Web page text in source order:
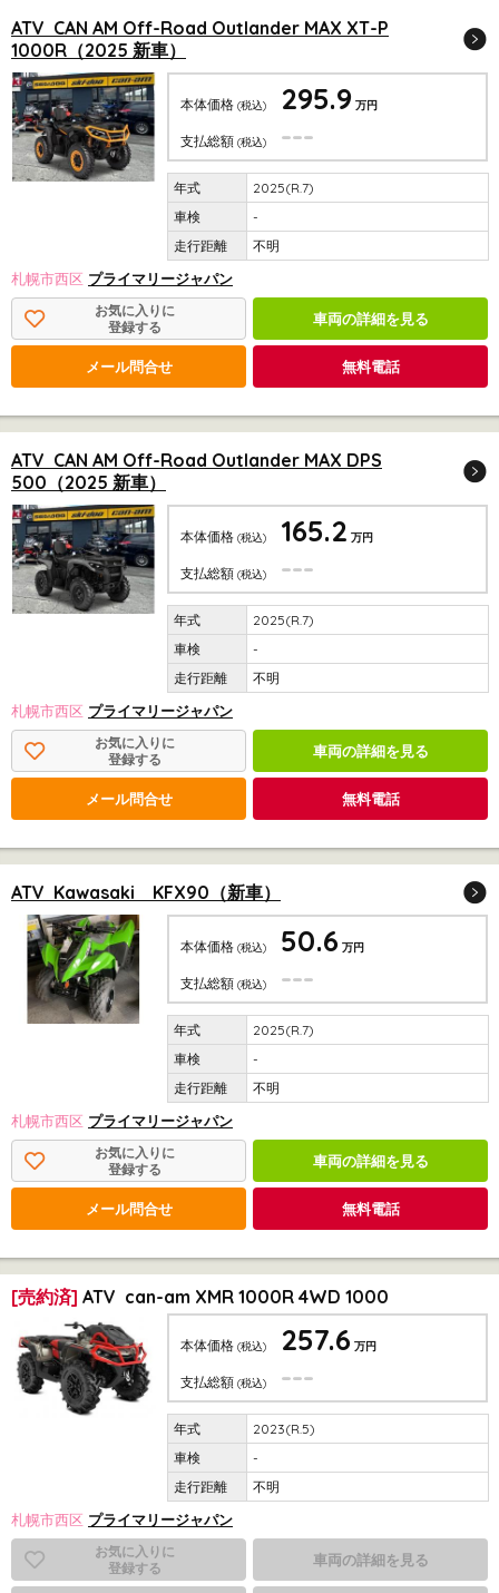
ATV CAN AM Off-Road Outlander MAX XT-P
1000R（2025 新車）
本体価格 (税込) 295.9 万円
支払総額 (税込) ---
2025(R.7)
-
不明
札幌市西区 プライマリージャパン
お気に入りに
登録する
車両の詳細を見る
メール問合せ 無料電話
ATV CAN AM Off-Road Outlander MAX DPS
500（2025 新車）
本体価格 (税込) 165.2 万円
支払総額 (税込) ---
2025(R.7)
-
不明
札幌市西区 プライマリージャパン
お気に入りに
登録する
車両の詳細を見る
メール問合せ 無料電話
ATV Kawasaki KFX90（新車）
本体価格 (税込) 50.6 万円
支払総額 (税込) ---
2025(R.7)
-
不明
札幌市西区 プライマリージャパン
お気に入りに
登録する
車両の詳細を見る
メール問合せ 無料電話
[売約済] ATV can-am XMR 1000R 4WD 1000
本体価格 (税込) 257.6 万円
支払総額 (税込) ---
2023(R.5)
-
不明
札幌市西区 プライマリージャパン
お気に入りに
登録する
車両の詳細を見る